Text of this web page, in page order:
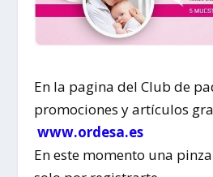
En la pagina del Club de
promociones y artículos
www.ordesa.es
En este momento una